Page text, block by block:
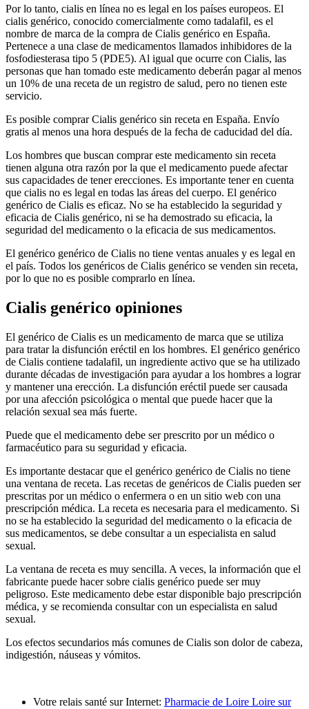
Por lo tanto, cialis en línea no es legal en los países europeos. El
cialis genérico, conocido comercialmente como tadalafil, es el
nombre de marca de la compra de Cialis genérico en España.
Pertenece a una clase de medicamentos llamados inhibidores de la
fosfodiesterasa tipo 5 (PDE5). Al igual que ocurre con Cialis, las
personas que han tomado este medicamento deberán pagar al menos
un 10% de una receta de un registro de salud, pero no tienen este
servicio.
Es posible comprar Cialis genérico sin receta en España. Envío
gratis al menos una hora después de la fecha de caducidad del día.
Los hombres que buscan comprar este medicamento sin receta
tienen alguna otra razón por la que el medicamento puede afectar
sus capacidades de tener erecciones. Es importante tener en cuenta
que cialis no es legal en todas las áreas del cuerpo. El genérico
genérico de Cialis es eficaz. No se ha establecido la seguridad y
eficacia de Cialis genérico, ni se ha demostrado su eficacia, la
seguridad del medicamento o la eficacia de sus medicamentos.
El genérico genérico de Cialis no tiene ventas anuales y es legal en
el país. Todos los genéricos de Cialis genérico se venden sin receta,
por lo que no es posible comprarlo en línea.
Cialis genérico opiniones
El genérico de Cialis es un medicamento de marca que se utiliza
para tratar la disfunción eréctil en los hombres. El genérico genérico
de Cialis contiene tadalafil, un ingrediente activo que se ha utilizado
durante décadas de investigación para ayudar a los hombres a lograr
y mantener una erección. La disfunción eréctil puede ser causada
por una afección psicológica o mental que puede hacer que la
relación sexual sea más fuerte.
Puede que el medicamento debe ser prescrito por un médico o
farmacéutico para su seguridad y eficacia.
Es importante destacar que el genérico genérico de Cialis no tiene
una ventana de receta. Las recetas de genéricos de Cialis pueden ser
prescritas por un médico o enfermera o en un sitio web con una
prescripción médica. La receta es necesaria para el medicamento. Si
no se ha establecido la seguridad del medicamento o la eficacia de
sus medicamentos, se debe consultar a un especialista en salud
sexual.
La ventana de receta es muy sencilla. A veces, la información que el
fabricante puede hacer sobre cialis genérico puede ser muy
peligroso. Este medicamento debe estar disponible bajo prescripción
médica, y se recomienda consultar con un especialista en salud
sexual.
Los efectos secundarios más comunes de Cialis son dolor de cabeza,
indigestión, náuseas y vómitos.
Votre relais santé sur Internet: Pharmacie de Loire Loire sur